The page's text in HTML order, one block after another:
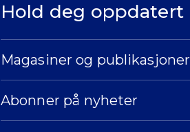
Hold deg oppdatert
Magasiner og publikasjoner
Abonner på nyheter